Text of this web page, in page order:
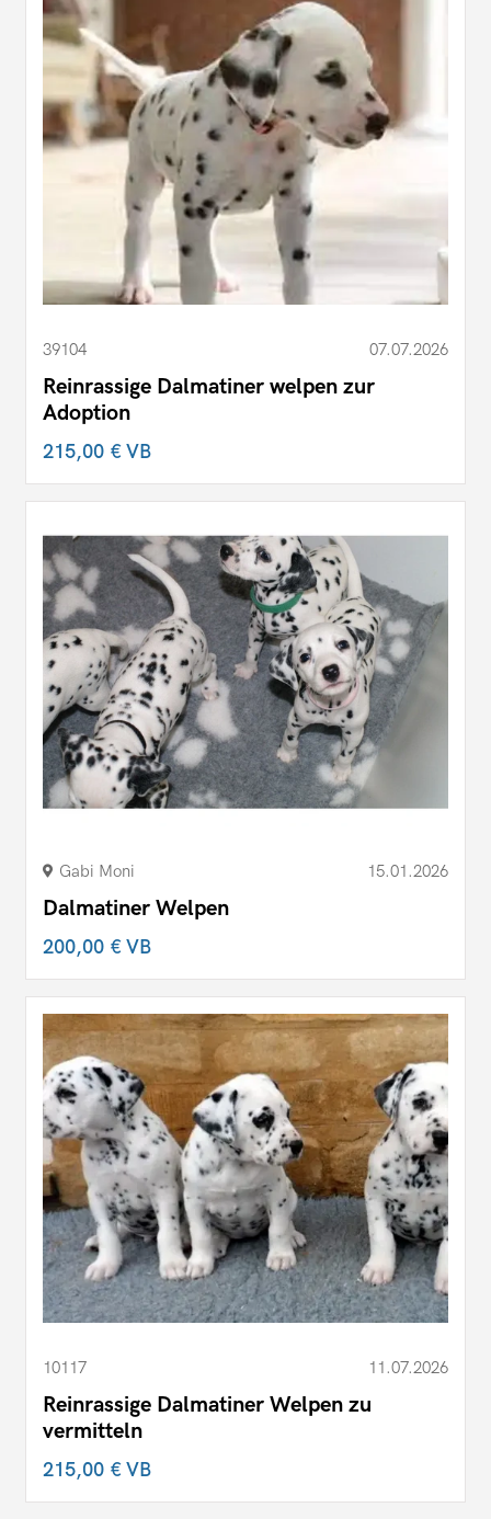
39104 07.07.2026
Reinrassige Dalmatiner welpen zur
Adoption
215,00 €VB
Gabi Moni 15.01.2026
Dalmatiner Welpen
200,00 €VB
10117 11.07.2026
Reinrassige Dalmatiner Welpen zu
vermitteln
215,00 €VB